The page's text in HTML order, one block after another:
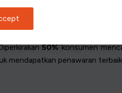
untuk semua produk, mulai
50%konsumen
mendapatkan penawaran